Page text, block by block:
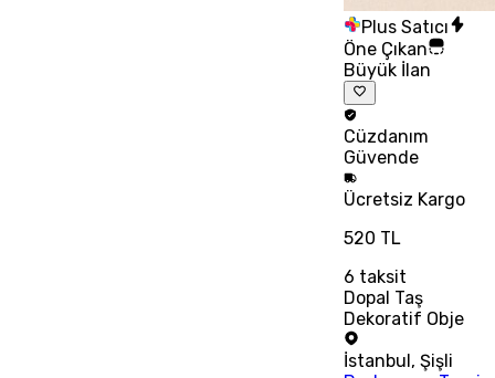
Plus Satıcı
Öne Çıkan
Büyük İlan
Cüzdanım
Güvende
Ücretsiz Kargo
520 TL
6 taksit
Dopal Taş
Dekoratif Obje
İstanbul ,Şişli